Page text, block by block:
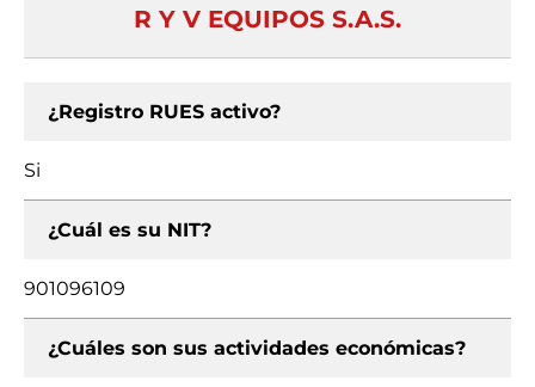
R Y V EQUIPOS S.A.S.
¿Registro RUES activo?
Si
¿Cuál es su NIT?
901096109
¿Cuáles son sus actividades económicas?